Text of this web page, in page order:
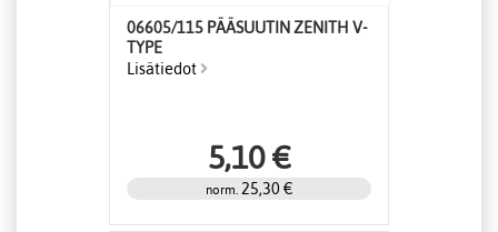
06605/115 PÄÄSUUTIN ZENITH V-
TYPE
Lisätiedot
5,10 €
norm. 25,30 €